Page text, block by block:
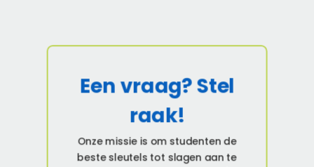
Een vraag? Stel
raak!
Onze missie is om studenten de
beste sleutels tot slagen aan te